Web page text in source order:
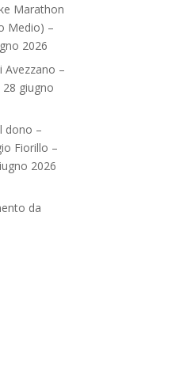
Marathon
Medio) –
2026
Avezzano –
28 giugno
dono –
Fiorillo –
2026
da